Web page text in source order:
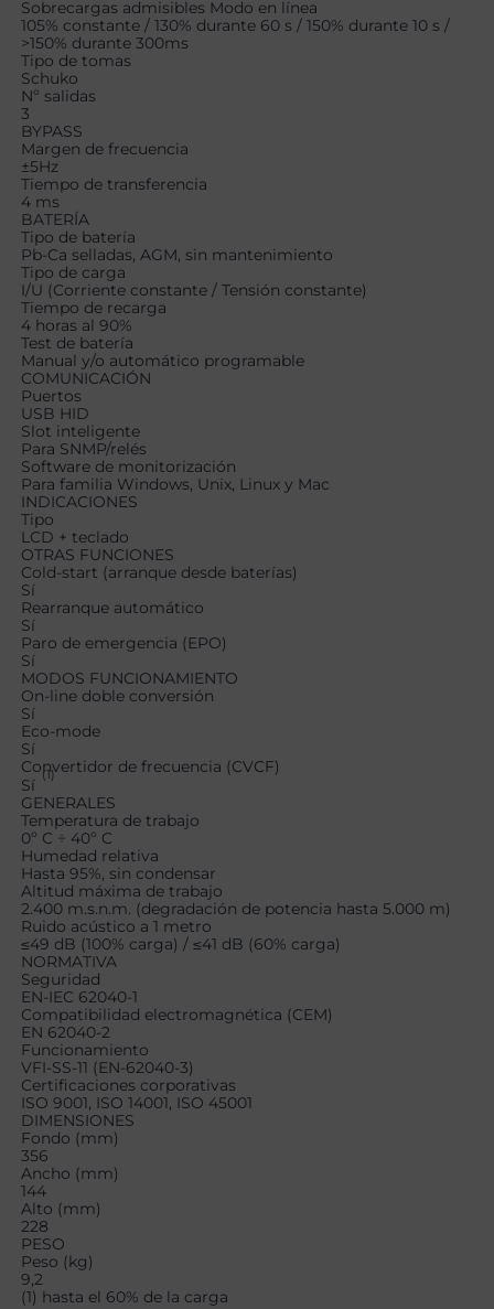
Sobrecargas admisibles Modo en línea
105% constante / 130% durante 60 s / 150% durante 10 s /
>150% durante 300ms
Tipo de tomas
Schuko
Nº salidas
3
BYPASS
Margen de frecuencia
±5Hz
Tiempo de transferencia
4 ms
BATERÍA
Tipo de batería
Pb-Ca selladas, AGM, sin mantenimiento
Tipo de carga
I/U (Corriente constante / Tensión constante)
Tiempo de recarga
4 horas al 90%
Test de batería
Manual y/o automático programable
COMUNICACIÓN
Puertos
USB HID
Slot inteligente
Para SNMP/relés
Software de monitorización
Para familia Windows, Unix, Linux y Mac
INDICACIONES
Tipo
LCD + teclado
OTRAS FUNCIONES
Cold-start (arranque desde baterías)
Sí
Rearranque automático
Sí
Paro de emergencia (EPO)
Sí
MODOS FUNCIONAMIENTO
On-line doble conversión
Sí
Eco-mode
Sí
Convertidor de frecuencia (CVCF)
Sí
(1)
GENERALES
Temperatura de trabajo
0º C ÷ 40º C
Humedad relativa
Hasta 95%, sin condensar
Altitud máxima de trabajo
2.400 m.s.n.m. (degradación de potencia hasta 5.000 m)
Ruido acústico a 1 metro
≤49 dB (100% carga) / ≤41 dB (60% carga)
NORMATIVA
Seguridad
EN-IEC 62040-1
Compatibilidad electromagnética (CEM)
EN 62040-2
Funcionamiento
VFI-SS-11 (EN-62040-3)
Certificaciones corporativas
ISO 9001, ISO 14001, ISO 45001
DIMENSIONES
Fondo (mm)
356
Ancho (mm)
144
Alto (mm)
228
PESO
Peso (kg)
9,2
(1) hasta el 60% de la carga